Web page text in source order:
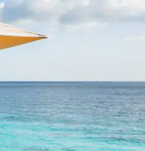
baixo do teclado ou tocando